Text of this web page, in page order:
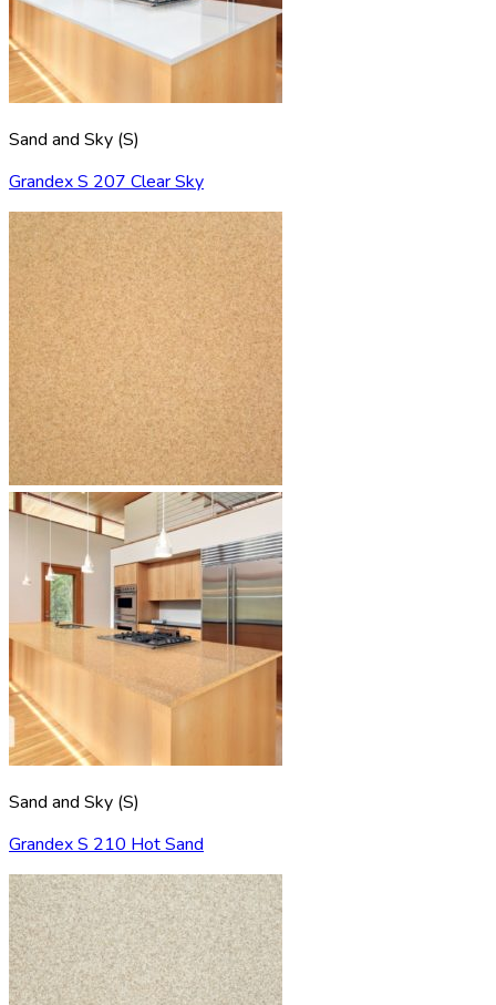
Sand and Sky (S)
Grandex S 207 Clear Sky
Sand and Sky (S)
Grandex S 210 Hot Sand